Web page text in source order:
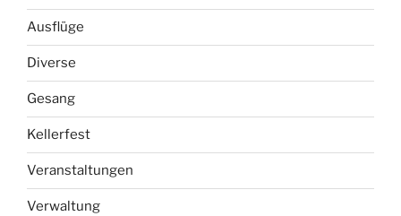
Ausflüge
Diverse
Gesang
Kellerfest
Veranstaltungen
Verwaltung